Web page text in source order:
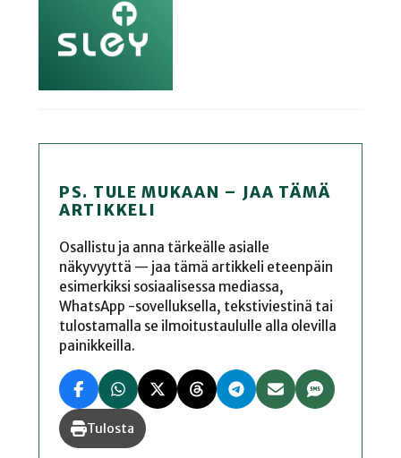
PS. TULE MUKAAN – JAA TÄMÄ
ARTIKKELI
Osallistu ja anna tärkeälle asialle
näkyvyyttä — jaa tämä artikkeli eteenpäin
esimerkiksi sosiaalisessa mediassa,
WhatsApp -sovelluksella, tekstiviestinä tai
tulostamalla se ilmoitustaululle alla olevilla
painikkeilla.
Tulosta